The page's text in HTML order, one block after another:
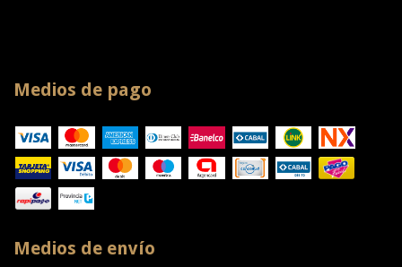
Medios de pago
Medios de envío